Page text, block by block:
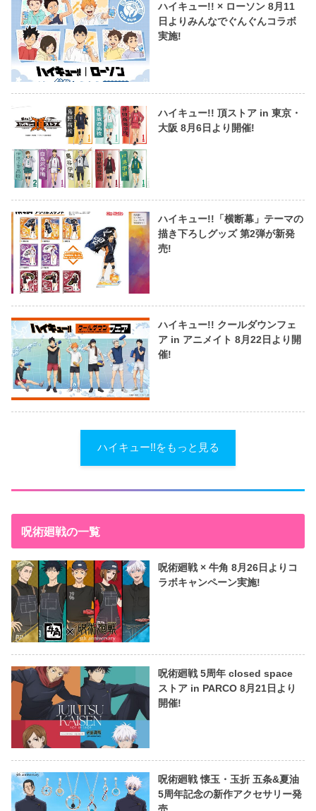
ハイキュー!! × ローソン 8月11
日よりみんなでぐんぐんコラボ
実施!
ハイキュー!! 頂ストア in 東京・
大阪 8月6日より開催!
ハイキュー!!「横断幕」テーマの
描き下ろしグッズ 第2弾が新発
売!
ハイキュー!! クールダウンフェ
ア in アニメイト 8月22日より開
催!
ハイキュー!!をもっと見る
呪術廻戦の一覧
呪術廻戦 × 牛角 8月26日よりコ
ラボキャンペーン実施!
呪術廻戦 5周年 closed space
ストア in PARCO 8月21日より
開催!
呪術廻戦 懐玉・玉折 五条&夏油
5周年記念の新作アクセサリー発